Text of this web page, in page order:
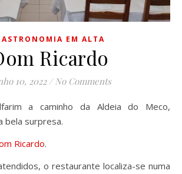
EM ALTA
Ricardo
10, 2022 / No Comments
bela surpresa.
Ricardo.
o restaurante localiza-se numa